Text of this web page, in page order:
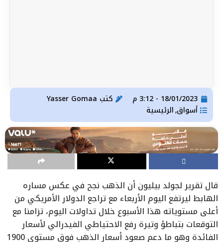
18/01/2023 - 3:12 م كتب
أسواق, الرئيسية
قال تقرير لجولد بيليون أن الذهب نجح في عكس مساره
الهابط ليرتفع اليوم الأربعاء مع تراجع الدولار الأمريكي من
أعلى مستوياته هذا الأسبوع خلال تداولات اليوم، تزامنا مع
التوقعات بتباطؤ وتيرة رفع الاحتياطي الفيدرالي لأسعار
الفائدة وهو ما دعم صعود أسعار الذهب فوق مستوى 1900